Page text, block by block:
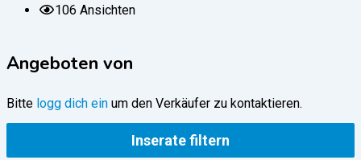
106 Ansichten
Angeboten von
Bitte logg dich ein um den Verkäufer zu kontaktieren.
Inserate filtern